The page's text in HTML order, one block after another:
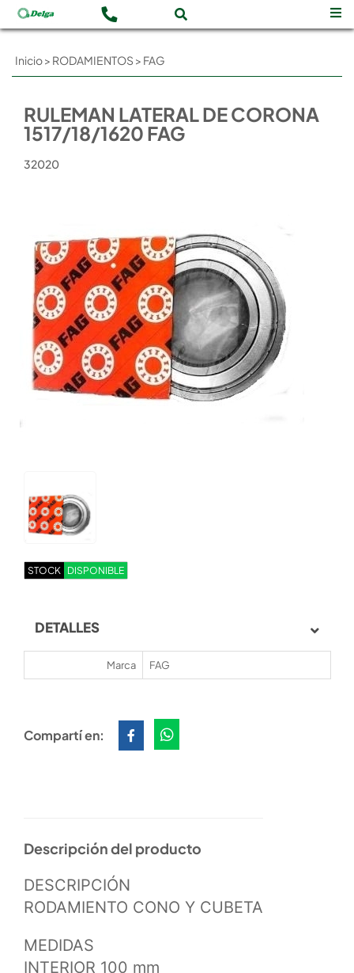
Inicio> RODAMIENTOS > FAG
RULEMAN LATERAL DE CORONA
1517/18/1620 FAG
32020
STOCK DISPONIBLE
DETALLES
Marca FAG
Compartí en:
Descripción del producto
DESCRIPCIÓN
RODAMIENTO CONO Y CUBETA
MEDIDAS
INTERIOR 100 mm